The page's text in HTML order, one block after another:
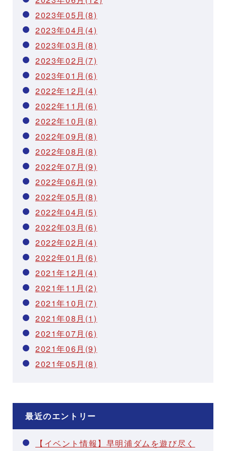
2023年05月(8)
2023年04月(4)
2023年03月(8)
2023年02月(7)
2023年01月(6)
2022年12月(4)
2022年11月(6)
2022年10月(8)
2022年09月(8)
2022年08月(8)
2022年07月(9)
2022年06月(9)
2022年05月(8)
2022年04月(5)
2022年03月(6)
2022年02月(4)
2022年01月(6)
2021年12月(4)
2021年11月(2)
2021年10月(7)
2021年08月(1)
2021年07月(6)
2021年06月(9)
2021年05月(8)
最近のエントリー
【イベント情報】早明浦ダムを遊び尽く